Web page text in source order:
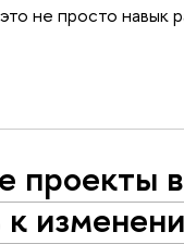
не просто навык
проекты в
к